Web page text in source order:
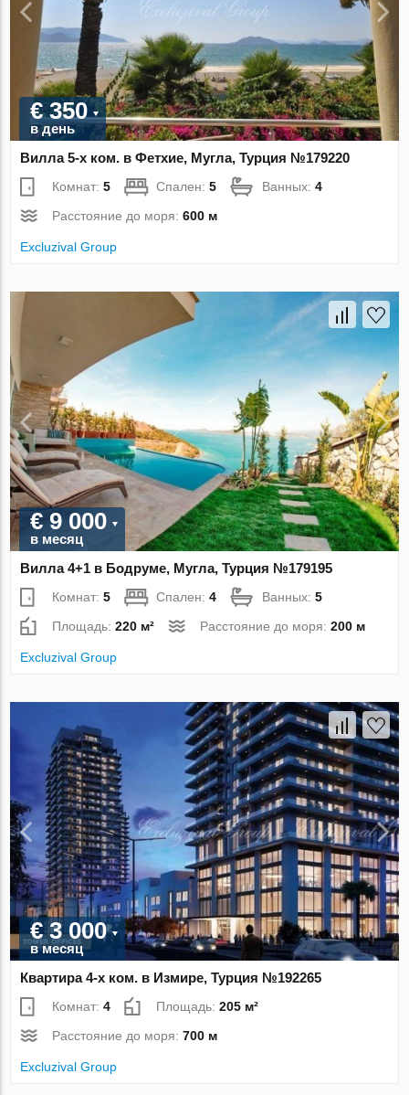
€ 350
в день
Вилла 5-х ком. в Фетхие, Мугла, Турция №179220
Комнат:5 Спален:5 Ванных:4
Расстояние до моря:600 м
Excluzival Group
€ 9 000
в месяц
Вилла 4+1 в Бодруме, Мугла, Турция №179195
Комнат:5 Спален:4 Ванных:5
Площадь:220 м² Расстояние до моря:200 м
Excluzival Group
€ 3 000
в месяц
Квартира 4-х ком. в Измире, Турция №192265
Комнат:4 Площадь:205 м²
Расстояние до моря:700 м
Excluzival Group